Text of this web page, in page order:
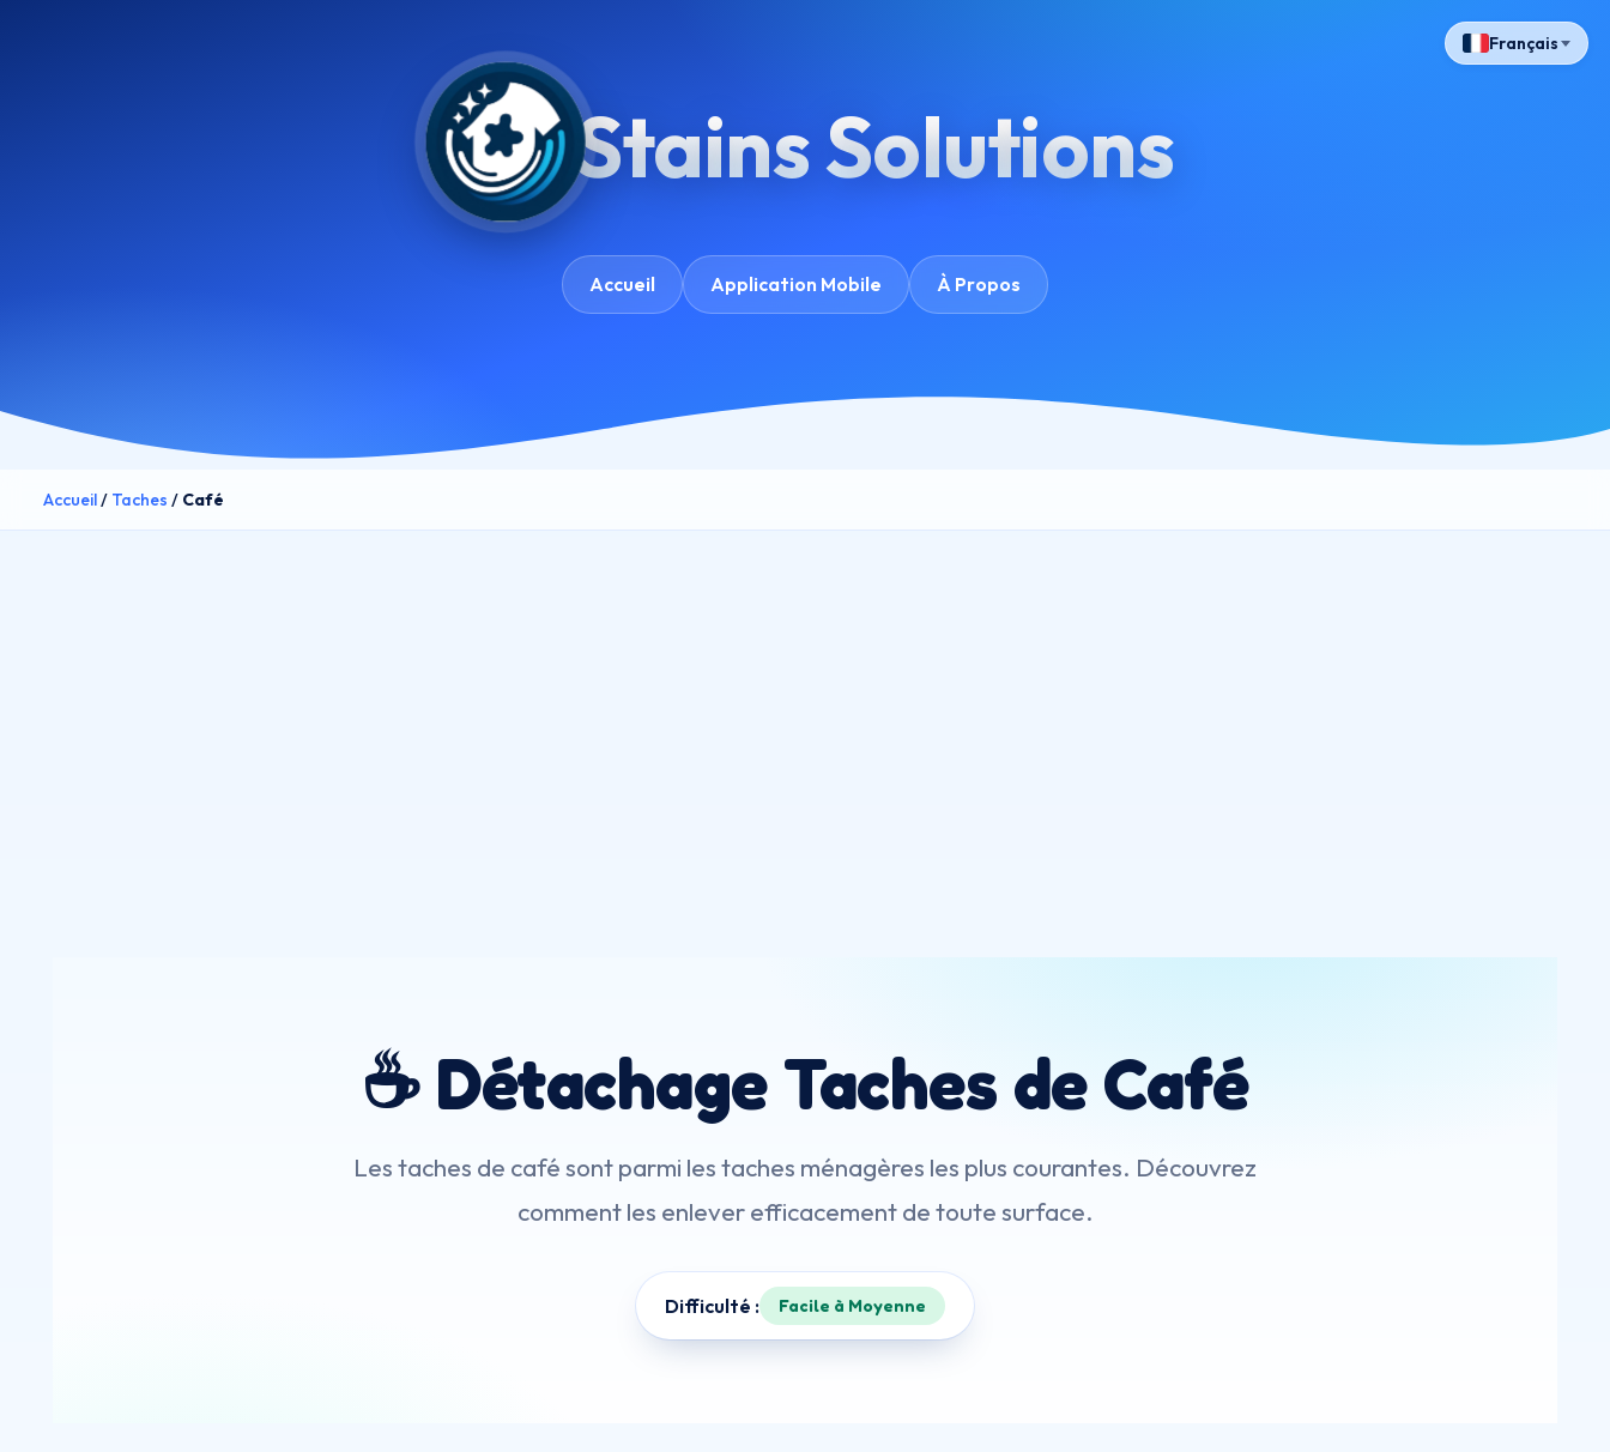
Français
Stains Solutions
Accueil Application Mobile À Propos
Accueil/ Taches / Café
☕ Détachage Taches de Café
Les taches de café sont parmi les taches ménagères les plus courantes. Découvrez
comment les enlever efficacement de toute surface.
Difficulté : Facile à Moyenne